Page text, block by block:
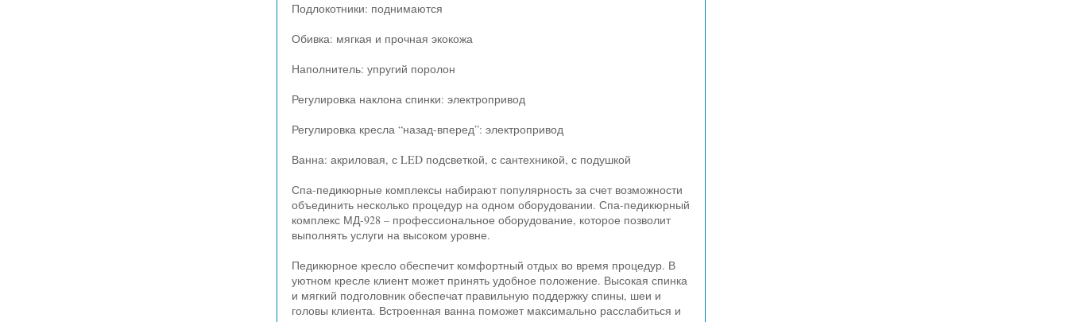
Подлокотники: поднимаются
Обивка: мягкая и прочная экокожа
Наполнитель: упругий поролон
Регулировка наклона спинки: электропривод
Регулировка кресла “назад-вперед”: электропривод
Ванна: акриловая, с LED подсветкой, с сантехникой, с подушкой
Спа-педикюрные комплексы набирают популярность за счет возможности
объединить несколько процедур на одном оборудовании. Спа-педикюрный
комплекс МД-928 – профессиональное оборудование, которое позволит
выполнять услуги на высоком уровне.
Педикюрное кресло обеспечит комфортный отдых во время процедур. В
уютном кресле клиент может принять удобное положение. Высокая спинка
и мягкий подголовник обеспечат правильную поддержку спины, шеи и
головы клиента. Встроенная ванна поможет максимально расслабиться и